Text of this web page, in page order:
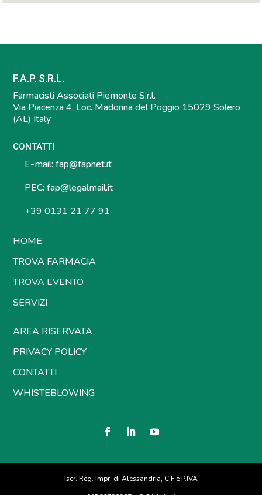
F.A.P. S.R.L.
Farmacisti Associati Piemonte S.r.l.
Via Piacenza 4, Loc. Madonna del Poggio 15029 Solero
(AL) Italy
CONTATTI
E-mail: fap@fapnet.it
PEC: fap@legalmail.it
+39 0131 21 77 91
HOME
TROVA FARMACIA
TROVA EVENTO
SERVIZI
AREA RISERVATA
PRIVACY POLICY
CONTATTI
WHISTEBLOWING
Iscr. Reg. Impr. di Alessandria, C.F.e P.IVA